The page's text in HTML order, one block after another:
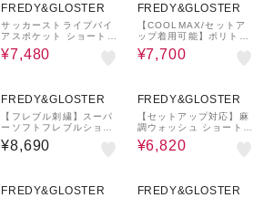
FREDY&GLOSTER
サッカーストライプバイ
アスポケット ショートス
リーブシャツ
¥7,480
FREDY&GLOSTER
【COOLMAX/セットア
ップ着用可能】ポリトロ
S/Sシャツ
¥7,700
FREDY&GLOSTER
【フレブル刺繍】スーパ
ーソフトフレブルショー
トスリーブ ボタンダウン
シャツ
¥8,690
FREDY&GLOSTER
【セットアップ対応】麻
調ウォッシュ ショートス
リーブシャツ
¥6,820
FREDY&GLOSTER FREDY&GLOSTER